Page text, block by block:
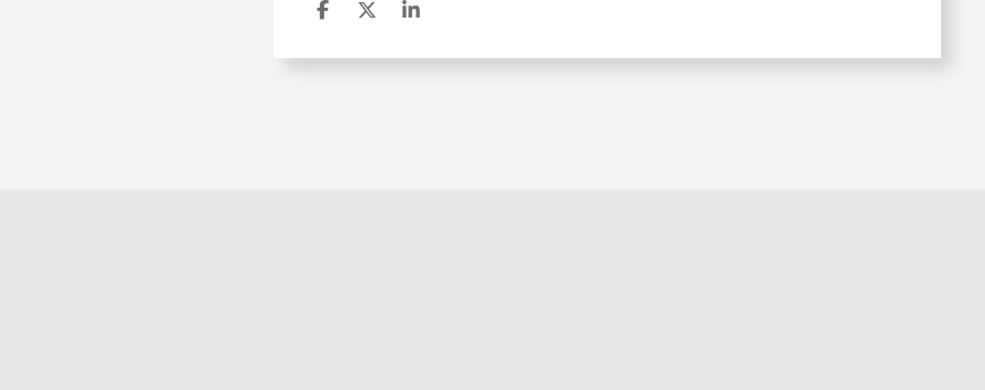
D
l
D
e
S
a